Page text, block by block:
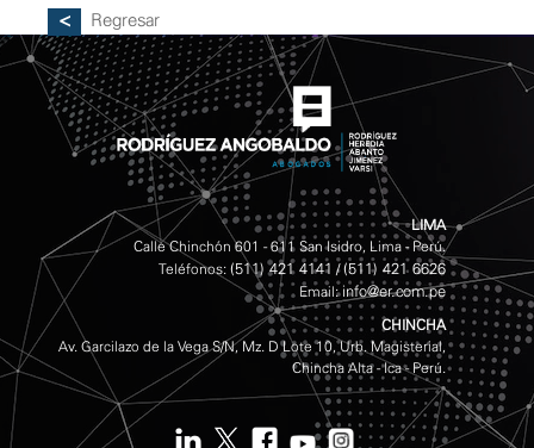
Regresar
LIMA
Calle Chinchón 601 - 611 San Isidro, Lima - Perú.
Teléfonos: (511) 421 4141 /(511) 421 6626
Email:info@er.com.pe
CHINCHA
Av. Garcilazo de la Vega S/N, Mz. D Lote 10, Urb. Magisterial,
Chincha Alta - Ica - Perú.